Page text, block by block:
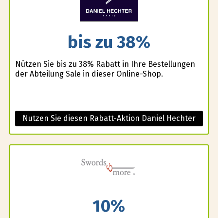
bis zu 38%
Nützen Sie bis zu 38% Rabatt in Ihre Bestellungen
der Abteilung Sale in dieser Online-Shop.
Nutzen Sie diesen Rabatt-Aktion Daniel Hechter
10%